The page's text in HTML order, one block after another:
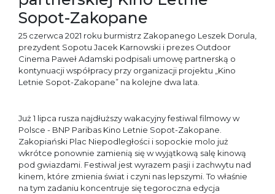
Sopot-Zakopane
25 czerwca 2021 roku burmistrz Zakopanego Leszek Dorula,
prezydent Sopotu Jacek Karnowski i prezes Outdoor
Cinema Paweł Adamski podpisali umowę partnerską o
kontynuacji współpracy przy organizacji projektu „Kino
Letnie Sopot-Zakopane” na kolejne dwa lata.
Już 1 lipca rusza najdłuższy wakacyjny festiwal filmowy w
Polsce - BNP Paribas Kino Letnie Sopot-Zakopane.
Zakopiański Plac Niepodległości i sopockie molo już
wkrótce ponownie zamienią się w wyjątkową salę kinową
pod gwiazdami. Festiwal jest wyrazem pasji i zachwytu nad
kinem, które zmienia świat i czyni nas lepszymi. To właśnie
na tym zadaniu koncentruje się tegoroczna edycja